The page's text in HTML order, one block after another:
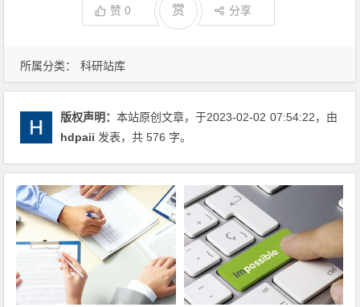
所属分类： 科研站库
赞0 赏 分享
版权声明：本站原创文章，于2023-02-02 07:54:22，由
hdpaii 发表，共 576 字。